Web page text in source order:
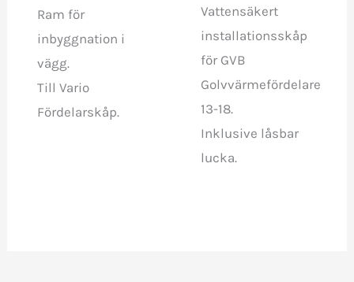
Alternativene
Ram för
inbyggnation i
vägg.
Till Vario
Fördelarskåp.
Vattensäkert
installationsskåp
för GVB
Golvvärmefördelare
13-18.
Inklusive låsbar
lucka.